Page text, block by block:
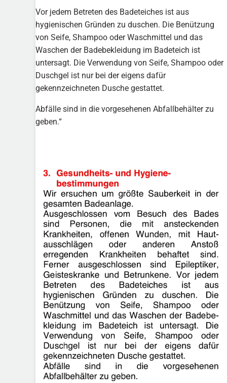
Vor jedem Betreten des Badeteiches ist aus
hygienischen Gründen zu duschen. Die Benützung
von Seife, Shampoo oder Waschmittel und das
Waschen der Badebekleidung im Badeteich ist
untersagt. Die Verwendung von Seife, Shampoo oder
Duschgel ist nur bei der eigens dafür
gekennzeichneten Dusche gestattet.
Abfälle sind in die vorgesehenen Abfallbehälter zu
geben.“